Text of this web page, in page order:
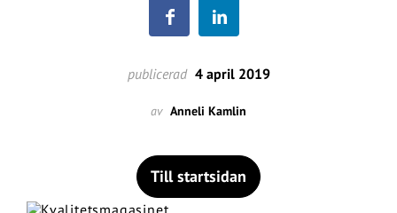
publicerad 4 april 2019
av Anneli Kamlin
Till startsidan